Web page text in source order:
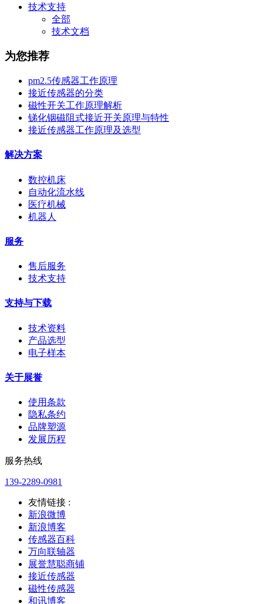
技术支持
全部
技术文档
为您推荐
pm2.5传感器工作原理
接近传感器的分类
磁性开关工作原理解析
锑化铟磁阻式接近开关原理与特性
接近传感器工作原理及选型
解决方案
数控机床
自动化流水线
医疗机械
机器人
服务
售后服务
技术支持
支持与下载
技术资料
产品选型
电子样本
关于展誉
使用条款
隐私条约
品牌塑源
发展历程
服务热线
139-2289-0981
友情链接 :
新浪微博
新浪博客
传感器百科
万向联轴器
展誉慧聪商铺
接近传感器
磁性传感器
和讯博客